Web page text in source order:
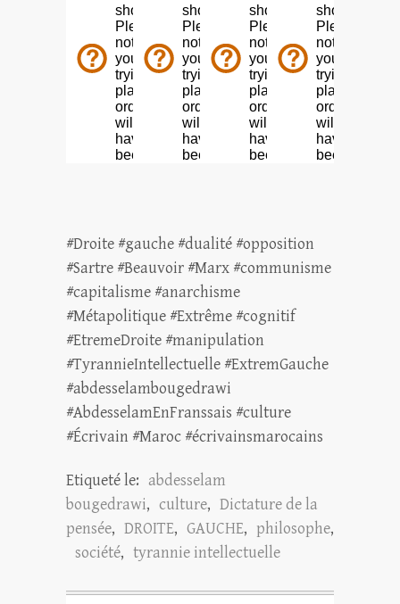
#Droite #gauche #dualité #opposition
#Sartre #Beauvoir #Marx #communisme
#capitalisme #anarchisme
#Métapolitique #Extrême #cognitif
#EtremeDroite #manipulation
#TyrannieIntellectuelle #ExtremGauche
#abdesselambougedrawi
#AbdesselamEnFranssais #culture
#Écrivain #Maroc #écrivainsmarocains
Etiqueté le: abdesselam
bougedrawi, culture, Dictature de la
pensée, DROITE, GAUCHE, philosophe,
société, tyrannie intellectuelle